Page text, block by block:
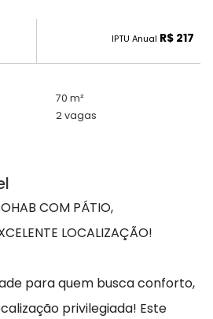
IPTU Anual R$ 217
70 m²
2 vagas
COM PÁTIO,
LOCALIZAÇÃO!
para quem busca conforto,
privilegiada! Este